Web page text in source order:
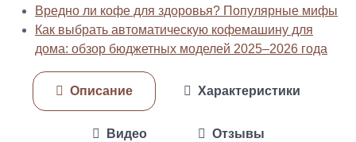
Вредно ли кофе для здоровья? Популярные мифы
Как выбрать автоматическую кофемашину для
дома: обзор бюджетных моделей 2025–2026 года
Описание Характеристики
Видео Отзывы